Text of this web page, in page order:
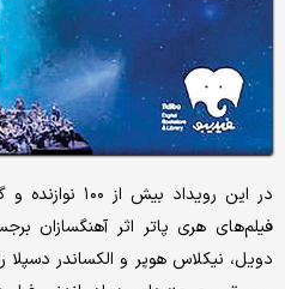
در این رویداد
فیلم‌های هری پاتر اثر آهنگسازان
دویل، نیکلاس هوپر و الکساندر دسپلا